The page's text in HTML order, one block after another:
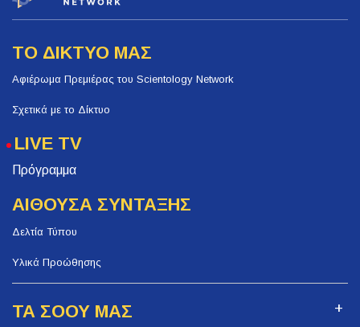
ΤΟ ΔΙΚΤΥΟ ΜΑΣ
Αφιέρωμα Πρεμιέρας του Scientology Network
Σχετικά με το Δίκτυο
LIVE TV
Πρόγραμμα
ΑΙΘΟΥΣΑ ΣΥΝΤΑΞΗΣ
Δελτία Τύπου
Υλικά Προώθησης
ΤΑ ΣΟΟΥ ΜΑΣ